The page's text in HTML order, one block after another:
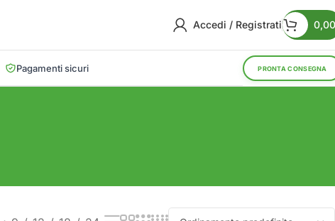
Accedi / Registrati 0,00
Pagamenti sicuri PRONTA CONSEGNA